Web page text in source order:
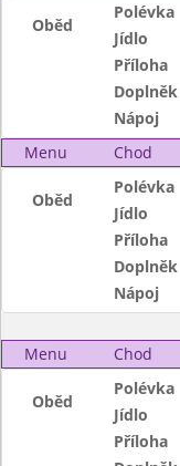
Oběd
Polévka
Jídlo
Příloha
Doplněk
Nápoj
Menu
Chod
Oběd
Polévka
Jídlo
Příloha
Doplněk
Nápoj
Menu Chod
Oběd
Polévka
Jídlo
Příloha